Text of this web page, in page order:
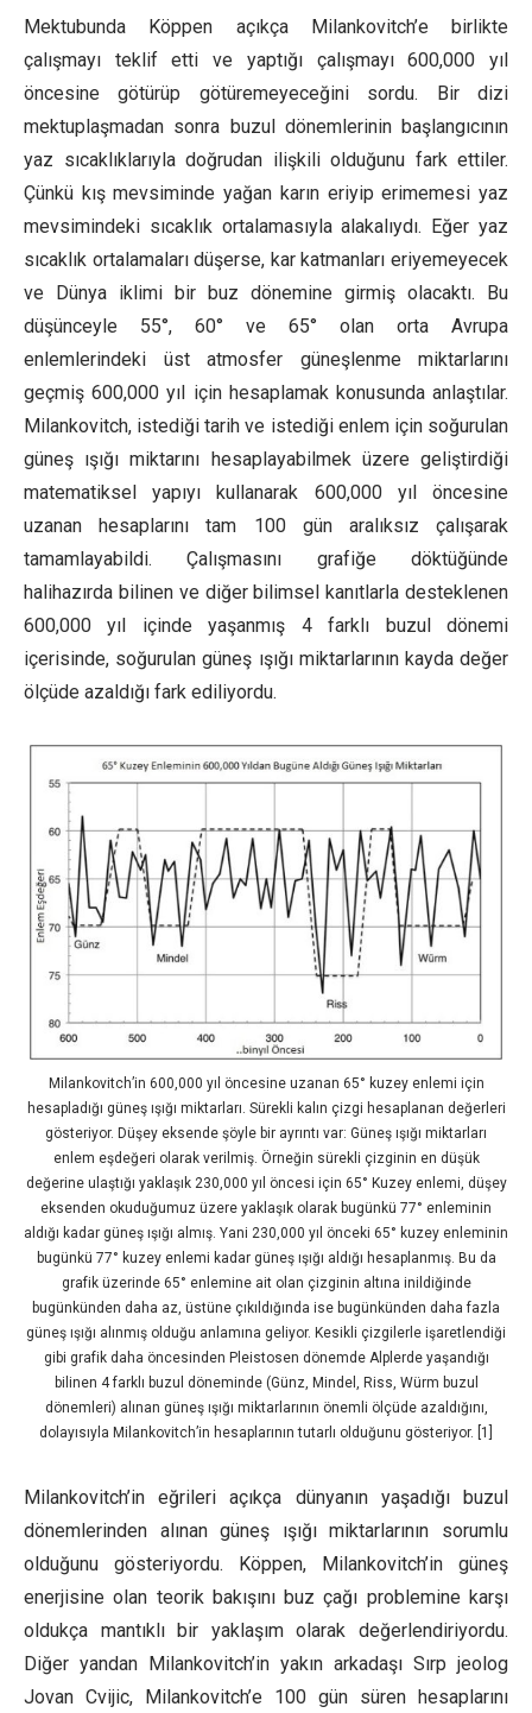
Mektubunda Köppen açıkça Milankovitch’e birlikte
çalışmayı teklif etti ve yaptığı çalışmayı 600,000 yıl
öncesine götürüp götüremeyeceğini sordu. Bir dizi
mektuplaşmadan sonra buzul dönemlerinin başlangıcının
yaz sıcaklıklarıyla doğrudan ilişkili olduğunu fark ettiler.
Çünkü kış mevsiminde yağan karın eriyip erimemesi yaz
mevsimindeki sıcaklık ortalamasıyla alakalıydı. Eğer yaz
sıcaklık ortalamaları düşerse, kar katmanları eriyemeyecek
ve Dünya iklimi bir buz dönemine girmiş olacaktı. Bu
düşünceyle 55°, 60° ve 65° olan orta Avrupa
enlemlerindeki üst atmosfer güneşlenme miktarlarını
geçmiş 600,000 yıl için hesaplamak konusunda anlaştılar.
Milankovitch, istediği tarih ve istediği enlem için soğurulan
güneş ışığı miktarını hesaplayabilmek üzere geliştirdiği
matematiksel yapıyı kullanarak 600,000 yıl öncesine
uzanan hesaplarını tam 100 gün aralıksız çalışarak
tamamlayabildi. Çalışmasını grafiğe döktüğünde
halihazırda bilinen ve diğer bilimsel kanıtlarla desteklenen
600,000 yıl içinde yaşanmış 4 farklı buzul dönemi
içerisinde, soğurulan güneş ışığı miktarlarının kayda değer
ölçüde azaldığı fark ediliyordu.
Milankovitch’in 600,000 yıl öncesine uzanan 65° kuzey enlemi için
hesapladığı güneş ışığı miktarları. Sürekli kalın çizgi hesaplanan değerleri
gösteriyor. Düşey eksende şöyle bir ayrıntı var: Güneş ışığı miktarları
enlem eşdeğeri olarak verilmiş. Örneğin sürekli çizginin en düşük
değerine ulaştığı yaklaşık 230,000 yıl öncesi için 65° Kuzey enlemi, düşey
eksenden okuduğumuz üzere yaklaşık olarak bugünkü 77° enleminin
aldığı kadar güneş ışığı almış. Yani 230,000 yıl önceki 65° kuzey enleminin
bugünkü 77° kuzey enlemi kadar güneş ışığı aldığı hesaplanmış. Bu da
grafik üzerinde 65° enlemine ait olan çizginin altına inildiğinde
bugünkünden daha az, üstüne çıkıldığında ise bugünkünden daha fazla
güneş ışığı alınmış olduğu anlamına geliyor. Kesikli çizgilerle işaretlendiği
gibi grafik daha öncesinden Pleistosen dönemde Alplerde yaşandığı
bilinen 4 farklı buzul döneminde (Günz, Mindel, Riss, Würm buzul
dönemleri) alınan güneş ışığı miktarlarının önemli ölçüde azaldığını,
dolayısıyla Milankovitch’in hesaplarının tutarlı olduğunu gösteriyor. [1]
Milankovitch’in eğrileri açıkça dünyanın yaşadığı buzul
dönemlerinden alınan güneş ışığı miktarlarının sorumlu
olduğunu gösteriyordu. Köppen, Milankovitch’in güneş
enerjisine olan teorik bakışını buz çağı problemine karşı
oldukça mantıklı bir yaklaşım olarak değerlendiriyordu.
Diğer yandan Milankovitch’in yakın arkadaşı Sırp jeolog
Jovan Cvijic, Milankovitch’e 100 gün süren hesaplarını